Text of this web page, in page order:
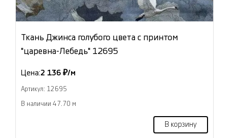
Ткань Джинса голубого цвета с принтом
"царевна-Лебедь" 12695
Цена:2 136 ₽/м
Артикул: 12695
В наличии 47.70 м
В корзину